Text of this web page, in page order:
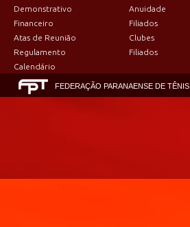
Demonstrativo
Financeiro
Atas de Reunião
Regulamento
Calendário
Anuidade
Filiados
Clubes
Filiados
FEDERAÇÃO PARANAENSE DE TÊNIS